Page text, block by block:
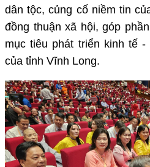
dân tộc, củng cố niềm tin
đồng thuận xã hội, góp
mục tiêu phát triển kinh tế
của tỉnh Vĩnh Long.